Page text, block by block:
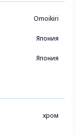
Omoikiri
Япония
Япония
хром